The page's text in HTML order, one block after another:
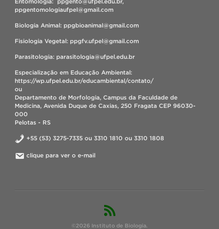
ppgentomologiaufpel@gmail.com
Biologia Animal: ppgbioanimal@gmail.com
Fisiologia Vegetal: ppgfv.ufpel@gmail.com
Parasitologia: parasitologia@ufpel.edu.br
Especialização em Educação Ambiental:
https://wp.ufpel.edu.br/educambiental/contato/
ou
Departamento de Morfologia, Campus da Faculdade de
Medicina, Avenida Duque de Caxias, 250 Fragata CEP 96030-
000
Pelotas - RS
+55 (53) 3275-7335 ou 3310 1810 ou 3310 1808
clique para ver o e-mail
©2026 Instituto de Biologia.